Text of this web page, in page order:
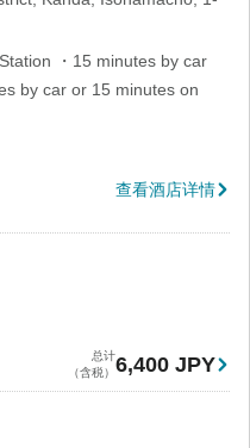
・15 minutes by car
by car or 15 minutes on
查看酒店详情
总计
（含税） 6,400 JPY